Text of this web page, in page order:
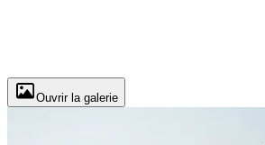
Ouvrir la galerie